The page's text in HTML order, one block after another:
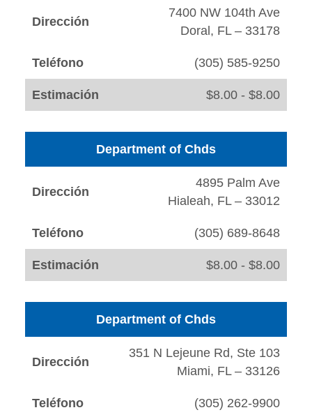
Dirección
7400 NW 104th Ave
Doral, FL – 33178
Teléfono (305) 585-9250
Estimación $8.00 - $8.00
Department of Chds
Dirección
4895 Palm Ave
Hialeah, FL – 33012
Teléfono (305) 689-8648
Estimación $8.00 - $8.00
Department of Chds
Dirección
351 N Lejeune Rd, Ste 103
Miami, FL – 33126
Teléfono (305) 262-9900